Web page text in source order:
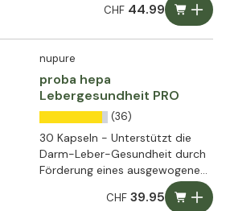
CHF44.99
nupure
proba hepa
Lebergesundheit PRO
(36)
30 Kapseln - Unterstützt die
Darm-Leber-Gesundheit durch
Förderung eines ausgewogenen
Mikrobioms, einer starken
Darmbarriere und einer
CHF39.95